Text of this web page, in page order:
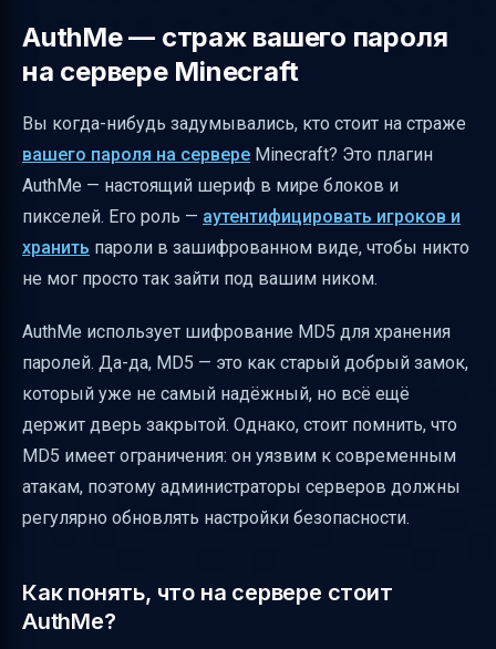
Passwarden — ваш помощник в управлении
паролями Minecraft
Таблица команд для смены и сброса пароля
в Minecraft
Итог: как не потерять доступ и защитить
свой Minecraft
Полезные ссылки
AuthMe — страж вашего пароля
на сервере Minecraft
Вы когда-нибудь задумывались, кто стоит на страже
вашего пароля на сервере Minecraft? Это плагин
AuthMe — настоящий шериф в мире блоков и
пикселей. Его роль — аутентифицировать игроков и
хранить пароли в зашифрованном виде, чтобы никто
не мог просто так зайти под вашим ником.
AuthMe использует шифрование MD5 для хранения
паролей. Да-да, MD5 — это как старый добрый замок,
который уже не самый надёжный, но всё ещё
держит дверь закрытой. Однако, стоит помнить, что
MD5 имеет ограничения: он уязвим к современным
атакам, поэтому администраторы серверов должны
регулярно обновлять настройки безопасности.
Как понять, что на сервере стоит
AuthMe?